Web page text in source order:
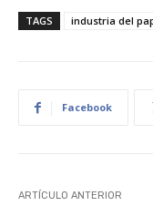
TAGS industria del
Facebook
ARTÍCULO ANTERIOR